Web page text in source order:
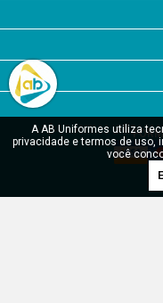
A AB Uniformes utiliza
privacidade e termos de uso,
você